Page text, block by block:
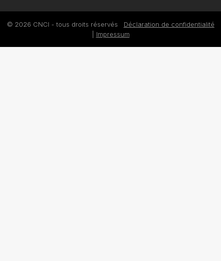
© 2026 CNCI - tous droits réservés Déclaration de confidentialité
Impressum